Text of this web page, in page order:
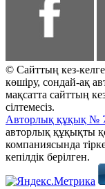
© Сайттың кез-
көшіру, сондай-ақ
мақсатта сайттың
сілтемесіз.
Авторлық құқық №
авторлық құқықты
компаниясында
кепілдік берілген.